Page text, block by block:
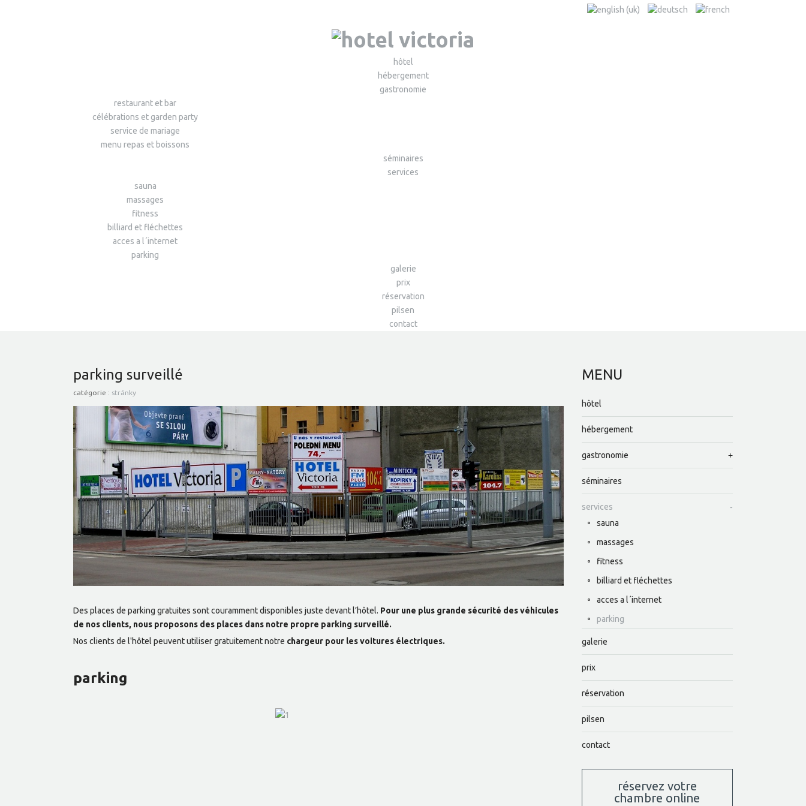
hôtel
hébergement
gastronomie
restaurant et bar
célébrations et garden party
service de mariage
menu repas et boissons
séminaires
services
sauna
massages
fitness
billiard et fléchettes
acces a l´internet
parking
galerie
prix
réservation
pilsen
contact
parking surveillé
catégorie : stránky
Des places de parking gratuites sont couramment disponibles juste devant l’hôtel. Pour une plus grande sécurité des véhicules
de nos clients, nous proposons des places dans notre propre parking surveillé.
Nos clients de l'hôtel peuvent utiliser gratuitement notre chargeur pour les voitures électriques.
parking
MENU
hôtel
hébergement
gastronomie
séminaires
services
sauna
massages
fitness
billiard et fléchettes
acces a l´internet
parking
galerie
prix
réservation
pilsen
contact
réservez votre
chambre online